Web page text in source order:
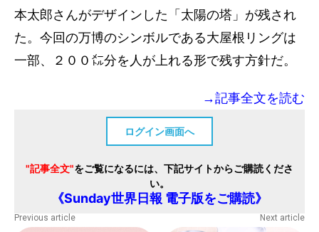
本太郎さんがデザインした「太陽の塔」が残され
た。今回の万博のシンボルである大屋根リングは
一部、２００㍍分を人が上れる形で残す方針だ。
→記事全文を読む
ログイン画面へ
"記事全文"をご覧になるには、下記サイトからご購読くださ
い。
《Sunday世界日報 電子版をご購読》
Previous article Next article